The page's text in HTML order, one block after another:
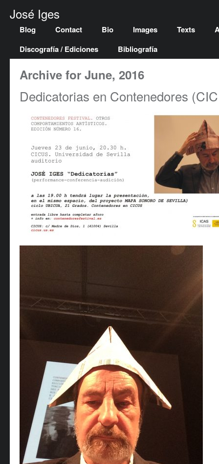
José Iges
Blog Contact Bio Images Texts
Discografía / Ediciones
Bibliografía
Archive for June, 2016
Dedicatorias en Contenedores